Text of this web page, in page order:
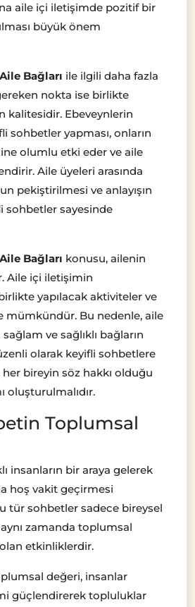
aile içi iletişimde pozitif bir
büyük önem
Bağları ile ilgili daha fazla
nokta ise birlikte
kalitesidir. Ebeveynlerin
sohbetler yapması, onların
olumlu etki eder ve aile
Aile üyeleri arasında
pekiştirilmesi ve anlayışın
sohbetler sayesinde
Bağları konusu, ailenin
Aile içi iletişimin
yapılacak aktiviteler ve
mümkündür. Bu nedenle, aile
ve sağlıklı bağların
olarak keyifli sohbetlere
her bireyin söz hakkı olduğu
oluşturulmalıdır.
Toplumsal
insanların bir araya gelerek
hoş vakit geçirmesi
tür sohbetler sadece bireysel
zamanda toplumsal
etkinliklerdir.
değeri, insanlar
güçlendirerek topluluklar